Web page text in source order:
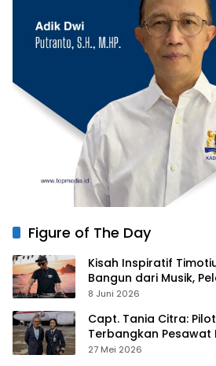
Figure of The Day
Kisah Inspiratif
Bangun dari Musik,
hingga Gurita Bisnis
8 Juni 2026
Capt. Tania Citra:
Terbangkan Pesawat
Prancis
27 Mei 2026